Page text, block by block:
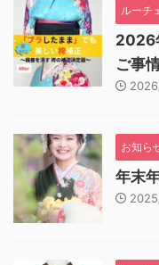
ルーチ
2026
ご事
お知ら
年末